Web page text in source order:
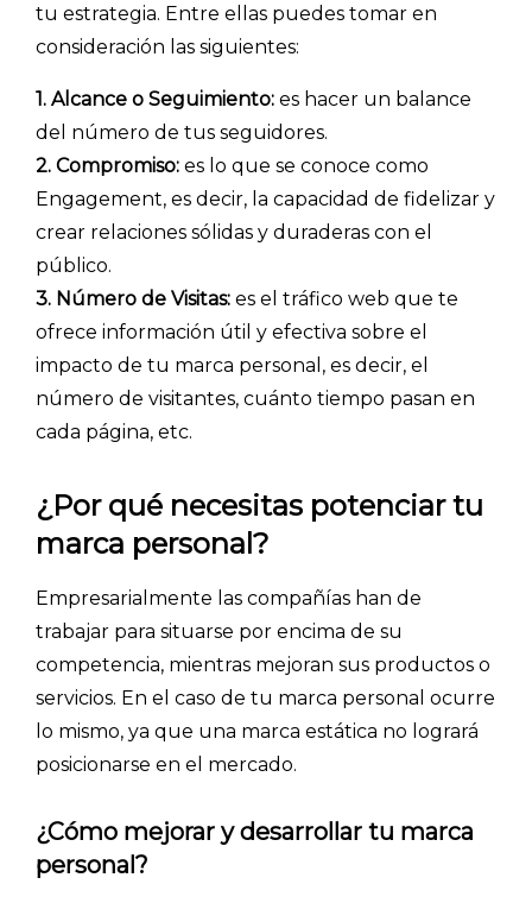
tu estrategia. Entre ellas puedes tomar en
consideración las siguientes:
1. Alcance o Seguimiento: es hacer un balance
del número de tus seguidores.
2. Compromiso: es lo que se conoce como
Engagement, es decir, la capacidad de fidelizar y
crear relaciones sólidas y duraderas con el
público.
3. Número de Visitas: es el tráfico web que te
ofrece información útil y efectiva sobre el
impacto de tu marca personal, es decir, el
número de visitantes, cuánto tiempo pasan en
cada página, etc.
¿Por qué necesitas potenciar tu
marca personal?
Empresarialmente las compañías han de
trabajar para situarse por encima de su
competencia, mientras mejoran sus productos o
servicios. En el caso de tu marca personal ocurre
lo mismo, ya que una marca estática no logrará
posicionarse en el mercado.
¿Cómo mejorar y desarrollar tu marca
personal?